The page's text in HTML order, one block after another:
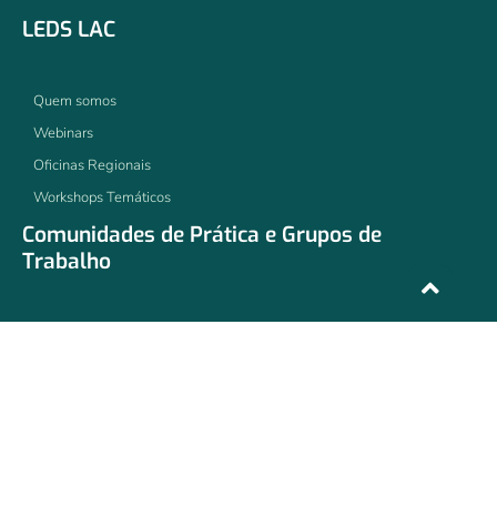
LEDS LAC
Quem somos
Webinars
Oficinas Regionais
Workshops Temáticos
Comunidades de Prática e Grupos de
Trabalho